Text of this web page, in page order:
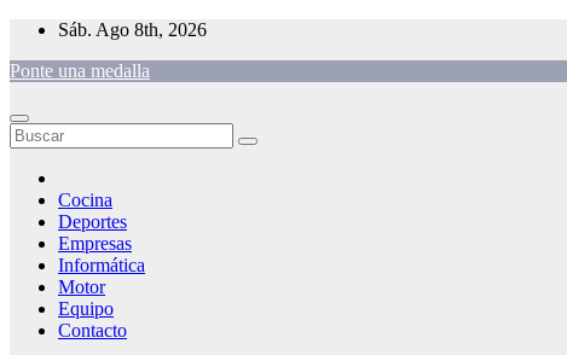
Saltar
contenido
Sáb. Ago 8th, 2026
Ponte una medalla
Cocina
Deportes
Empresas
Informática
Motor
Equipo
Contacto